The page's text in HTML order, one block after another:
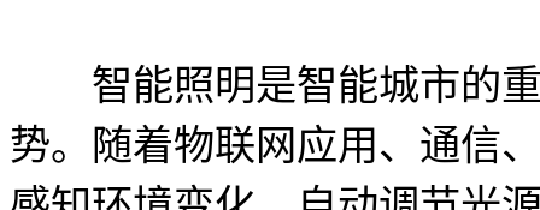
智能照明是智能城市的重
势。随着物联网应用、通信